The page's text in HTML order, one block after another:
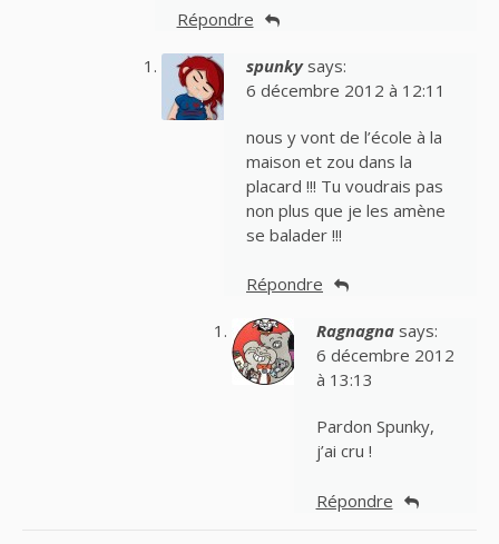
Répondre
spunky says:
6 décembre 2012 à 12:11
nous y vont de l’école à la
maison et zou dans la
placard !!! Tu voudrais pas
non plus que je les amène
se balader !!!
Répondre
Ragnagna says:
6 décembre 2012
à 13:13
Pardon Spunky,
j’ai cru !
Répondre